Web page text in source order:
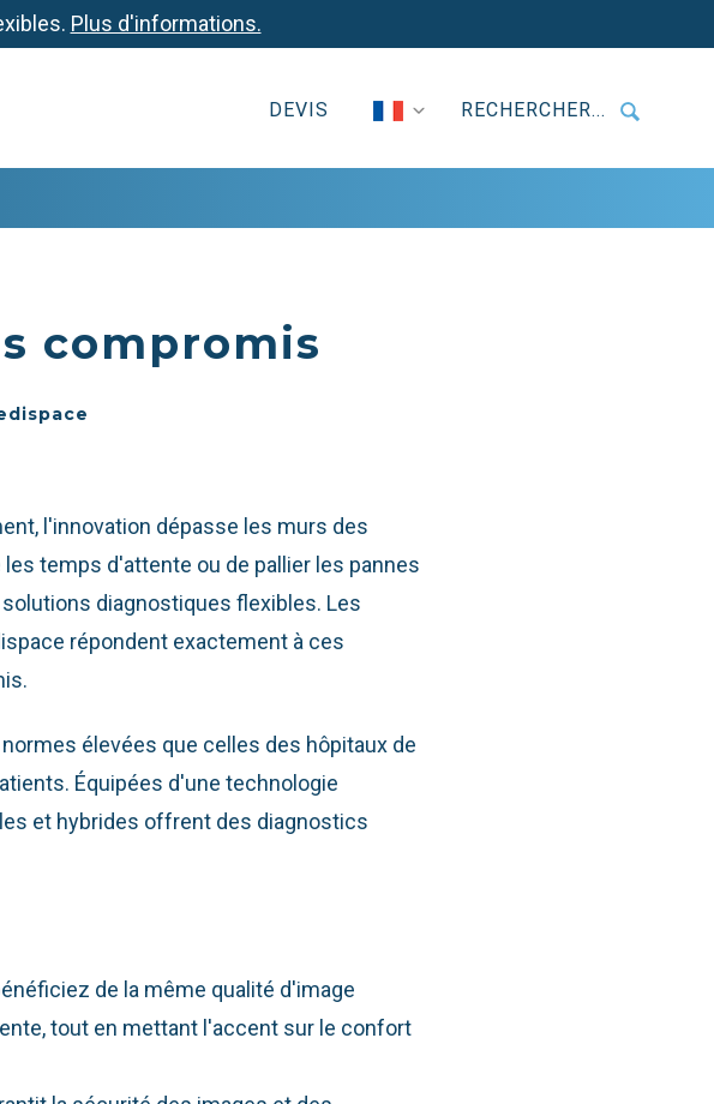
Plus d'informations.
DEVIS RECHERCHER...
compromis
l'innovation dépasse les murs des
temps d'attente ou de pallier les pannes
diagnostiques flexibles. Les
répondent exactement à ces
élevées que celles des hôpitaux de
Équipées d'une technologie
et hybrides offrent des diagnostics
de la même qualité d'image
tout en mettant l'accent sur le confort